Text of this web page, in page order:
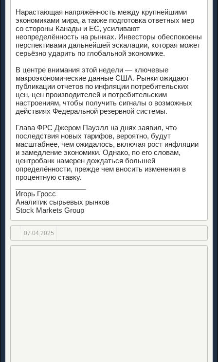
Нарастающая напряжённость между крупнейшими
экономиками мира, а также подготовка ответных мер
со стороны Канады и ЕС, усиливают
неопределённость на рынках. Инвесторы обеспокоены
перспективами дальнейшей эскалации, которая может
серьёзно ударить по глобальной экономике.
В центре внимания этой недели — ключевые
макроэкономические данные США. Рынки ожидают
публикации отчетов по инфляции потребительских
цен, цен производителей и потребительским
настроениям, чтобы получить сигналы о возможных
действиях Федеральной резервной системы.
Глава ФРС Джером Пауэлл на днях заявил, что
последствия новых тарифов, вероятно, будут
масштабнее, чем ожидалось, включая рост инфляции
и замедление экономики. Однако, по его словам,
центробанк намерен дождаться большей
определённости, прежде чем вносить изменения в
процентную ставку.
Игорь Гросс
Аналитик сырьевых рынков
Stock Markets Group
07.04.2025